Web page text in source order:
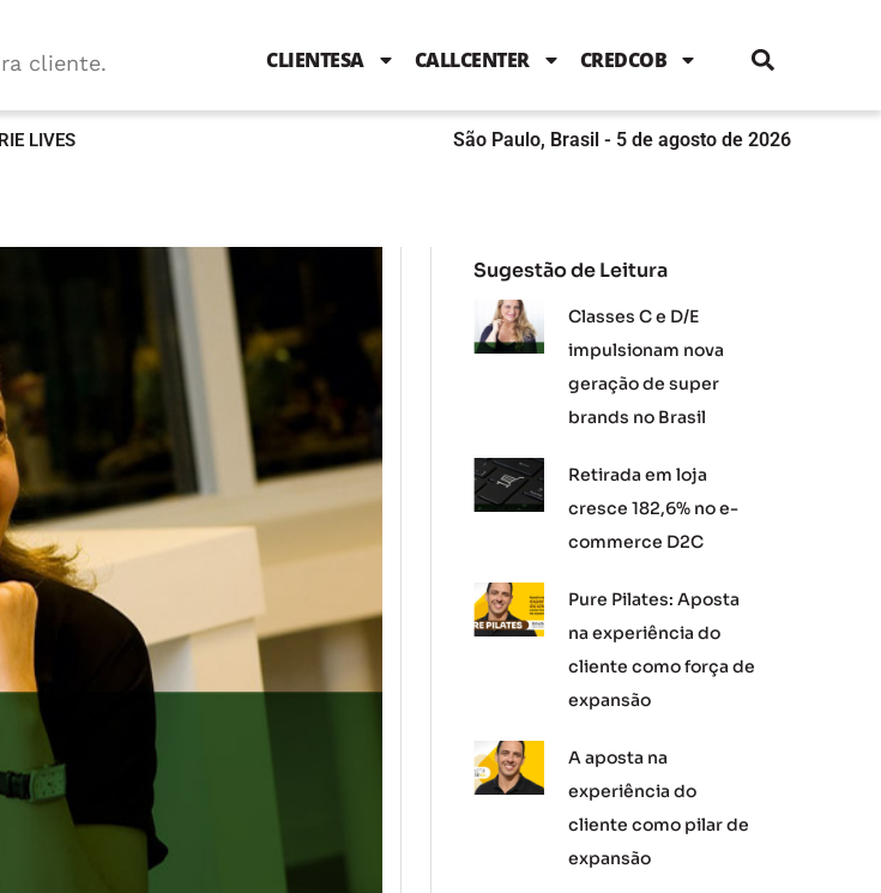
b
o
k
t
e
b
n
g
a
m
cliente. CLIENTESA CALLCENTER CREDCOB
LIVES São Paulo, Brasil - 5 de agosto de 2026
Sugestão de Leitura
Classes C e D/E
impulsionam nova
geração de super
brands no Brasil
Retirada em loja
cresce 182,6% no e-
commerce D2C
Pure Pilates: Aposta
na experiência do
cliente como força de
expansão
A aposta na
experiência do
cliente como pilar de
expansão